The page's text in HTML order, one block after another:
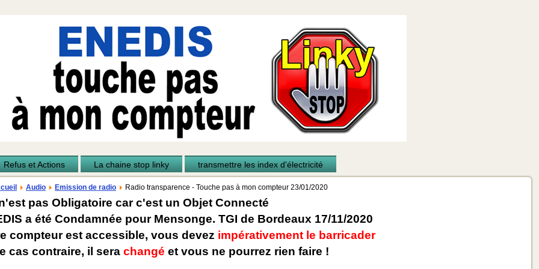
Refus et Actions La chaine stop linky transmettre les index d'électricité
Audio Emission de radio Radio transparence - Touche pas à mon compteur 23/01/2020
pas Obligatoire car c'est un Objet Connecté
a été Condamnée pour Mensonge. TGI de Bordeaux 17/11/2020
compteur est accessible, vous devez impérativement le barricader
cas contraire, il sera changé et vous ne pourrez rien faire !